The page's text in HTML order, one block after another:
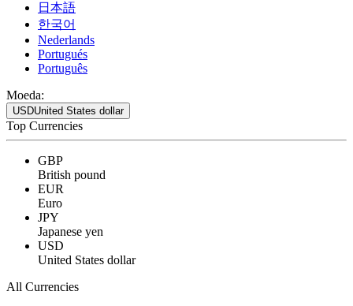
日本語
한국어
Nederlands
Portugués
Português
Moeda:
USDUnited States dollar
Top Currencies
GBP
British pound
EUR
Euro
JPY
Japanese yen
USD
United States dollar
All Currencies